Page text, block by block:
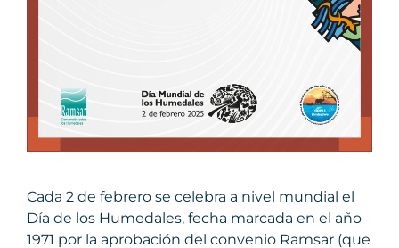
Cada 2 de febrero se celebra a nivel mundial el
Día de los Humedales, fecha marcada en el año
1971 por la aprobación del convenio Ramsar (que